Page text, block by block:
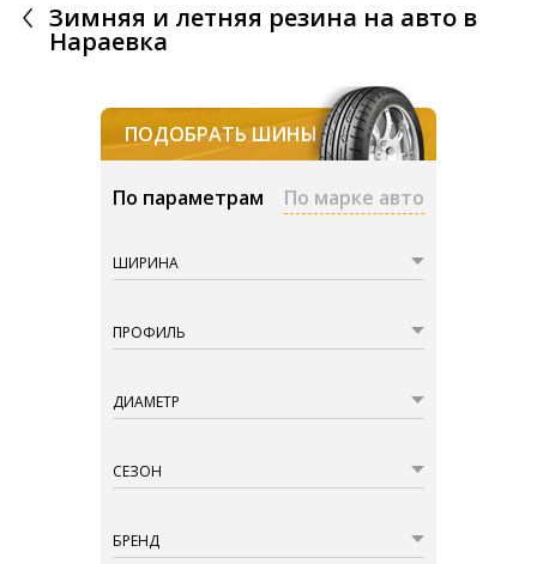
Зимняя и летняя резина на авто в
Нараевка
ПОДОБРАТЬ ШИНЫ
По параметрам По марке авто
ШИРИНА
ПРОФИЛЬ
ДИАМЕТР
СЕЗОН
БРЕНД